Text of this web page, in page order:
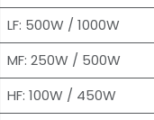
LF: 500W / 1000W
MF: 250W / 500W
HF: 100W / 450W